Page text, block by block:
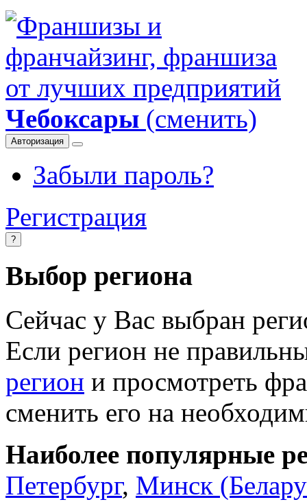
Чебоксары (сменить)
Авторизация
Забыли пароль?
Регистрация
?
Выбор региона
Сейчас у Вас выбран
Если регион не
регион и просмотреть
сменить его на
Наиболее популярные
Петербург, Минск